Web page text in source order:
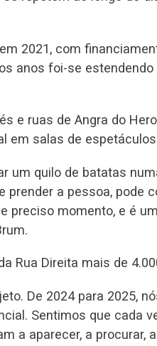
2021, com
anos foi-se
e ruas de Angra do
em salas de
um quilo de batatas
prender a pessoa, pode
preciso momento, e é
Rua Direita mais de
De 2024 para 2025,
Sentimos que cada
a aparecer, a procurar,